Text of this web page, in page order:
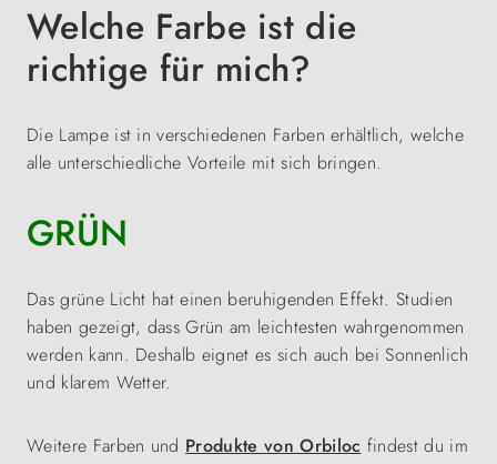
Welche Farbe ist die
richtige für mich?
Die Lampe ist in verschiedenen Farben erhältlich, welche
alle unterschiedliche Vorteile mit sich bringen.
GRÜN
Das grüne Licht hat einen beruhigenden Effekt. Studien
haben gezeigt, dass Grün am leichtesten wahrgenommen
werden kann. Deshalb eignet es sich auch bei Sonnenlich
und klarem Wetter.
Weitere Farben und Produkte von Orbiloc findest du im